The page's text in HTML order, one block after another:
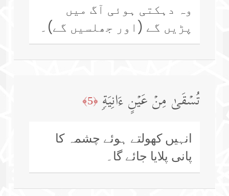
وہ دہکتی ہوئی آگ میں
پڑیں گے (اور جھلسیں گے)۔
تُسۡقَىٰ مِنۡ عَیۡنٍ ءَانِیَةࣲ ﴿5﴾
انہیں کھولتے ہوئے چشمہ کا
پانی پلایا جائے گا۔